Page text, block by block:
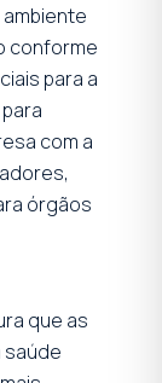
conforme
para a
com a
órgãos
que as
saúde